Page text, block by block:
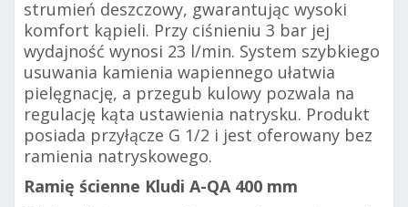
strumień deszczowy, gwarantując wysoki
komfort kąpieli. Przy ciśnieniu 3 bar jej
wydajność wynosi 23 l/min. System szybkiego
usuwania kamienia wapiennego ułatwia
pielęgnację, a przegub kulowy pozwala na
regulację kąta ustawienia natrysku. Produkt
posiada przyłącze G 1/2 i jest oferowany bez
ramienia natryskowego.
Ramię ścienne Kludi A-QA 400 mm